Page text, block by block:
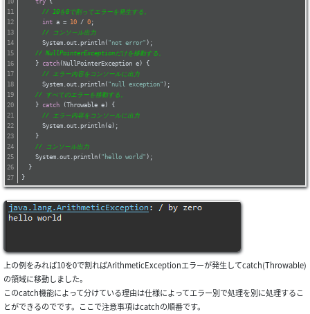
try {
// 10を0で割ってエラーを発生する。
int a = 10 / 0 ;
// コンソール出力
      System.out.println(
"not error" );
// NullPointerExceptionだけを移動する。
    }
catch (NullPointerException e) {
// エラー内容をコンソールに出力
      System.out.println(
"null exception" );
// すべてのエラーを移動する。
    }
catch (Throwable e) {
// エラー内容をコンソールに出力
      System.out.println(e);
    }
// コンソール出力
    System.out.println(
"hello world" );
  }
}
上の例をみれば10を0で割ればArithmeticExceptionエラーが発生してcatch(Throwable)
の領域に移動しました。
このcatch機能によって分けている理由は仕様によってエラー別で処理を別に処理するこ
とができるのでです。ここで注意事項はcatchの順番です。